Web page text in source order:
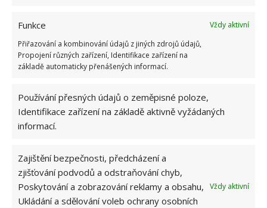
Funkce
Vždy aktivní
Přiřazování a kombinování údajů z jiných zdrojů údajů,
Propojení různých zařízení, Identifikace zařízení na
základě automaticky přenášených informací.
Používání přesných údajů o zeměpisné poloze,
Identifikace zařízení na základě aktivně vyžádaných
informací.
Zajištění bezpečnosti, předcházení a
zjišťování podvodů a odstraňování chyb,
Poskytování a zobrazování reklamy a obsahu,
Ukládání a sdělování voleb ochrany osobních
Vždy aktivní
ČESNEK SKLADOVÁNÍ ZAVAŘOVACÍ SKLENICE